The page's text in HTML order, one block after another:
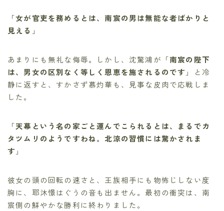
「女が官吏を務めるとは、南宸の男は無能な者ばかりと
見える 」
あまりにも無礼な侮辱。しかし、沈驚鴻が「南宸の陛下
は、男女の区別なく等しく恩恵を施されるのです 」と冷
静に返すと、すかさず慕灼華も、見事な皮肉で応戦しま
した。
「天幕という名の家ごと運んでこられるとは、まるでカ
タツムリのようですわね。北涼の習慣には驚かされま
す 」
彼女の頭の回転の速さと、王族相手にも物怖じしない度
胸に、耶沐憬はぐうの音も出ません。最初の衝突は、南
宸側の鮮やかな勝利に終わりました。